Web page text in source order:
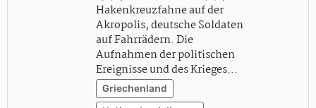
Hakenkreuzfahne auf der
Akropolis, deutsche Soldaten
auf Fahrrädern. Die
Aufnahmen der politischen
Ereignisse und des Krieges…
Griechenland